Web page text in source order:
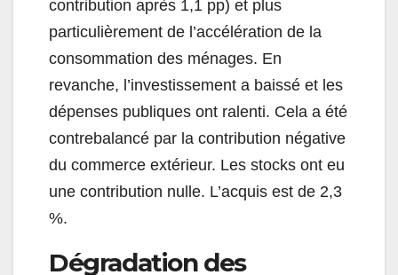
contribution après 1,1 pp) et plus
particulièrement de l’accélération de la
consommation des ménages. En
revanche, l’investissement a baissé et les
dépenses publiques ont ralenti. Cela a été
contrebalancé par la contribution négative
du commerce extérieur. Les stocks ont eu
une contribution nulle. L’acquis est de 2,3
%.
Dégradation des